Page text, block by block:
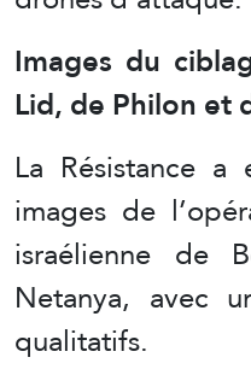
Images du
Lid, de Philonet
La Résistance
images de
israélienne de
Netanya, avec
qualitatifs.